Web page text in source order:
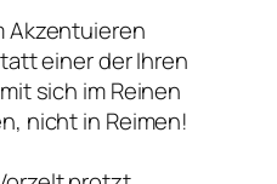
Akzentuieren
einer der Ihren
sich im Reinen
nicht in Reimen!